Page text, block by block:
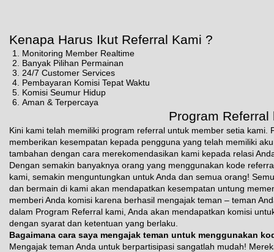
Kenapa Harus Ikut Referral Kami ?
Monitoring Member Realtime
Banyak Pilihan Permainan
24/7 Customer Services
Pembayaran Komisi Tepat Waktu
Komisi Seumur Hidup
Aman & Terpercaya
Program Referral
Kini kami telah memiliki program referral untuk member setia kami.
memberikan kesempatan kepada pengguna yang telah memiliki
tambahan dengan cara merekomendasikan kami kepada relasi
Dengan semakin banyaknya orang yang menggunakan kode
kami, semakin menguntungkan untuk Anda dan semua orang!
dan bermain di kami akan mendapatkan kesempatan untung
memberi Anda komisi karena berhasil mengajak teman – teman
dalam Program Referral kami, Anda akan mendapatkan komisi
dengan syarat dan ketentuan yang berlaku.
Bagaimana cara saya mengajak teman untuk menggunakan
Mengajak teman Anda untuk berpartisipasi sangatlah mudah!